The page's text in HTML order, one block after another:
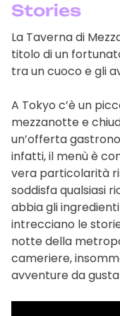
Stories
La Taverna di
titolo di un
tra un cuoco e gli
A Tokyo c’è un
mezzanotte e
un’offerta
infatti, il menù è
vera particolarità
soddisfa qualsiasi
abbia gli
intrecciano le
notte della
cameriere,
avventure da